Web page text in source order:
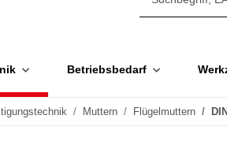
Betriebsbedarf
Muttern Flügelmuttern